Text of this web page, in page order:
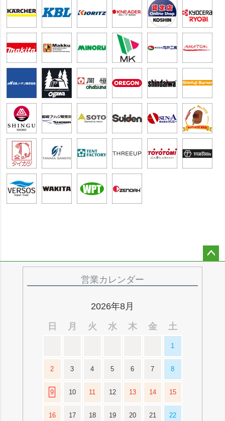
営業カレンダー
2026年8月
日
月 火 水 木 金 土
1
2 3 4 5 6 7 8
9 10 11 12 13 14 15
16 17 18 19 20 21 22